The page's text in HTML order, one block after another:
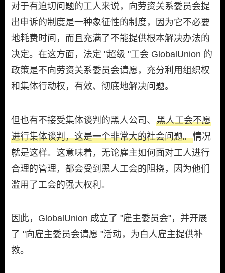
对于有迫切问题的工人来说，向劳资关系委员会提
出申诉的制度是一种象征性的制度，因为它不必要
地耗费时间，而且充满了不能提供根本解决办法的
决定。在这方面，法定 "超级 "工会 GlobalUnion 的
政策是不向劳资关系委员会请愿，充分利用组织权
和集体行动权，有效、彻底地解决问题。
但也有不接受集体谈判的黑人公司、黑人工会不愿
进行集体谈判，这是一个非常大的社会问题。情况
就是这样。这意味着，无论雇主如何面对工人进行
合理的管理，都会受到黑人工会的阻挠，因为他们
滥用了工会的强大权利。
因此，GlobalUnion 成立了 "雇主委员会"，并开展
了 "向雇主委员会请愿 "活动，为白人雇主提供补
救。